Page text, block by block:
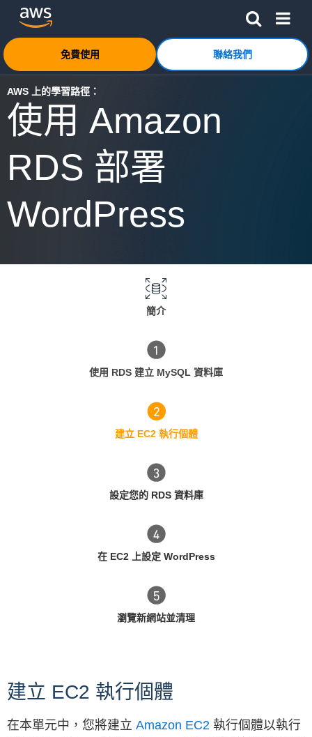
跳至主要內容按一下這裡可返回 Amazon Web Services 首頁
免費使用 聯絡我們
AWS 上的學習路徑：
使用 Amazon
RDS 部署
WordPress
簡介
使用 RDS 建立 MySQL 資料庫
建立 EC2 執行個體
設定您的 RDS 資料庫
在 EC2 上設定 WordPress
瀏覽新網站並清理
建立 EC2 執行個體
在本單元中，您將建立 Amazon EC2 執行個體以執行